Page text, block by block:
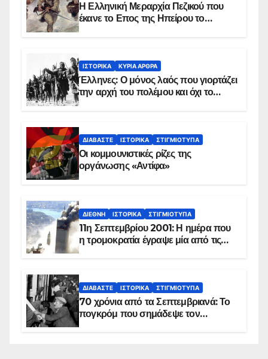
Η Ελληνική Μεραρχία Πεζικού που
έκανε το Επος της Ηπείρου το
ΙΣΤΟΡΙΚΆ ΚΥΡΙΑ ΑΡΘΡΑ
Έλληνες: Ο μόνος λαός που γιορτάζει
την αρχή του πολέμου και όχι το
ΔΙΑΒΆΣΤΕ ΙΣΤΟΡΙΚΆ ΣΤΙΓΜΙΌΤΥΠΑ
Οι κομμουνιστικές ρίζες της
οργάνωσης «Αντίφα»
ΔΙΕΘΝΉ ΙΣΤΟΡΙΚΆ ΣΤΙΓΜΙΌΤΥΠΑ
11η Σεπτεμβρίου 2001: Η ημέρα που
η τρομοκρατία έγραψε μία από τις
ΔΙΑΒΆΣΤΕ ΙΣΤΟΡΙΚΆ ΣΤΙΓΜΙΌΤΥΠΑ
70 χρόνια από τα Σεπτεμβριανά: Το
πογκρόμ που σημάδεψε τον